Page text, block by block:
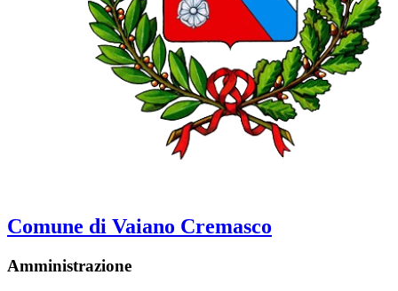
Comune di Vaiano Cremasco
Amministrazione